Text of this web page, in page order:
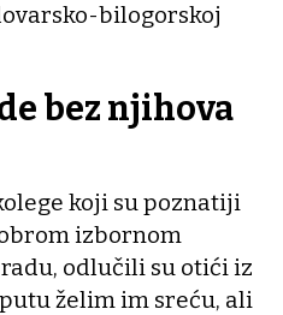
bilogorskoj
bez njihova
koji su poznatiji
izbornom
odlučili su otići iz
želim im sreću, ali